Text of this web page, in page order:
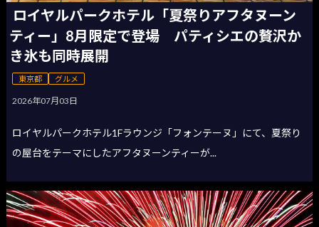
ロイヤルパークホテル「夏祭りアフタヌーン
ティー」8月限定で登場 パティシエの贅沢か
き氷も同時展開
東京都 グルメ
2026年07月03日
ロイヤルパークホテル1Fラウンジ「フォンテーヌ」にて、夏祭り
の屋台をテーマにしたアフタヌーンティーが...